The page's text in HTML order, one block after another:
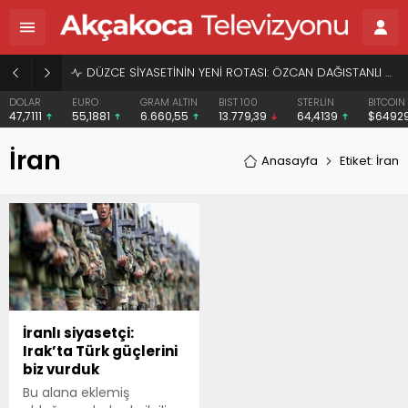
DÜZCE SİYASETİNİN YENİ ROTASI: ÖZCAN DAĞISTANLI VE “HERKESİN BAŞKANI” VİZYONU
DOLAR
47,7111
EURO
55,1881
GRAM ALTIN
6.660,55
BIST 100
13.779,39
STERLİN
64,4139
BITCOIN
İran Anasayfa Etiket: İran
İranlı siyasetçi:
Irak’ta Türk güçlerini
biz vurduk
Bu alana eklemiş